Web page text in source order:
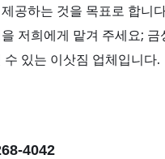
공하는 것을 목표로 합니
저희에게 맡겨 주세요; 금
수 있는 이삿짐 업체입니다.
4042